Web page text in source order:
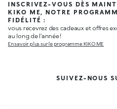
INSCRIVEZ-VOUS DÈS
KIKO ME, NOTRE
FIDÉLITÉ :
vous recevrez des cadeaux et offres
au long de l'année !
En savoir plus sur le programme KIKO ME
SUIVEZ-NOUS